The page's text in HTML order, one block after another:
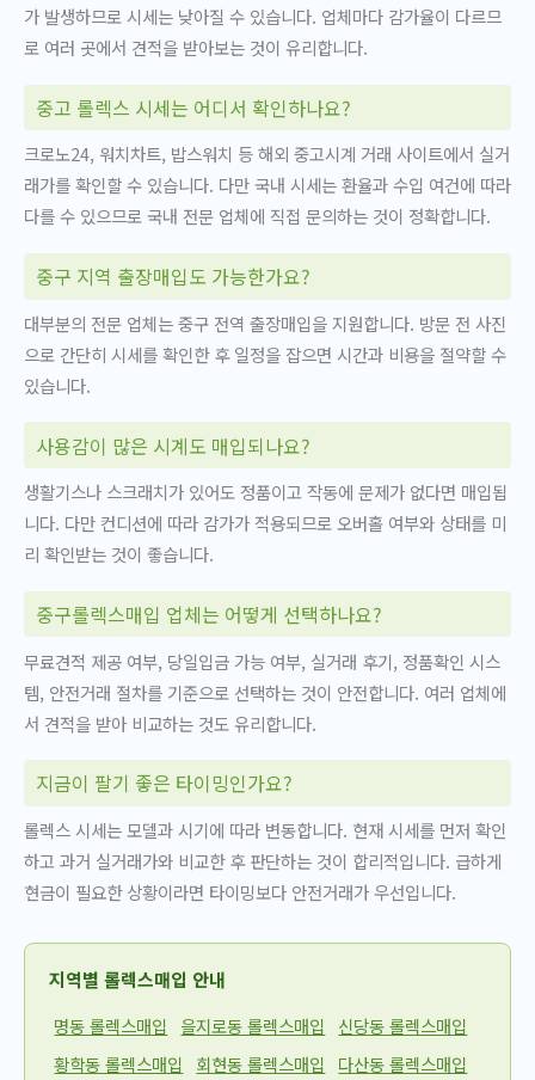
가 발생하므로 시세는 낮아질 수 있습니다. 업체마다 감가율이 다르므
로 여러 곳에서 견적을 받아보는 것이 유리합니다.
중고 롤렉스 시세는 어디서 확인하나요?
크로노24, 워치차트, 밥스워치 등 해외 중고시계 거래 사이트에서 실거
래가를 확인할 수 있습니다. 다만 국내 시세는 환율과 수입 여건에 따라
다를 수 있으므로 국내 전문 업체에 직접 문의하는 것이 정확합니다.
중구 지역 출장매입도 가능한가요?
대부분의 전문 업체는 중구 전역 출장매입을 지원합니다. 방문 전 사진
으로 간단히 시세를 확인한 후 일정을 잡으면 시간과 비용을 절약할 수
있습니다.
사용감이 많은 시계도 매입되나요?
생활기스나 스크래치가 있어도 정품이고 작동에 문제가 없다면 매입됩
니다. 다만 컨디션에 따라 감가가 적용되므로 오버홀 여부와 상태를 미
리 확인받는 것이 좋습니다.
중구롤렉스매입 업체는 어떻게 선택하나요?
무료견적 제공 여부, 당일입금 가능 여부, 실거래 후기, 정품확인 시스
템, 안전거래 절차를 기준으로 선택하는 것이 안전합니다. 여러 업체에
서 견적을 받아 비교하는 것도 유리합니다.
지금이 팔기 좋은 타이밍인가요?
롤렉스 시세는 모델과 시기에 따라 변동합니다. 현재 시세를 먼저 확인
하고 과거 실거래가와 비교한 후 판단하는 것이 합리적입니다. 급하게
현금이 필요한 상황이라면 타이밍보다 안전거래가 우선입니다.
지역별 롤렉스매입 안내
명동 롤렉스매입
을지로동 롤렉스매입
신당동 롤렉스매입
황학동 롤렉스매입
회현동 롤렉스매입 다산동 롤렉스매입